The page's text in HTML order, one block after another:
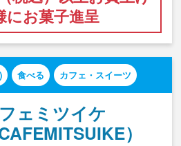
にお菓子進呈
食べる カフェ・スイーツ
ェミツイケ
CAFEMITSUIKE）